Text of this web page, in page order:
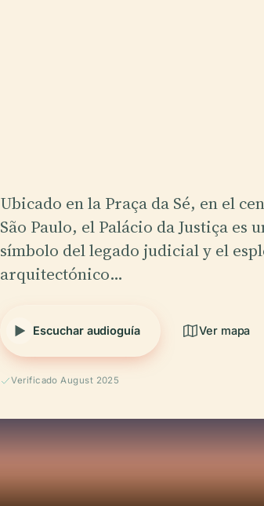
Ubicado en la Praça da Sé, en el
São Paulo, el Palácio da Justiça es
símbolo del legado judicial y el
arquitectónico…
Escuchar audioguía Ver mapa
Verificado August 2025